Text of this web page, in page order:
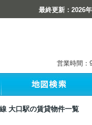
最終更新：2026
営業時間
大口駅の賃貸物件一覧